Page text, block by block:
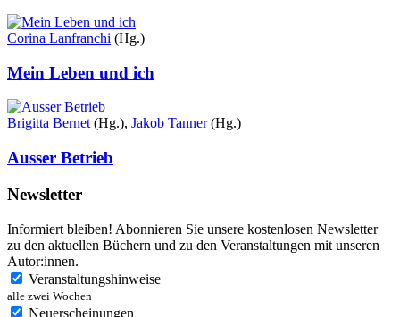
Corina Lanfranchi (Hg.)
Mein Leben und ich
Brigitta Bernet (Hg.), Jakob Tanner(Hg.)
Ausser Betrieb
Newsletter
Informiert bleiben! Abonnieren Sie unsere kostenlosen Newsletter
zu den aktuellen Büchern und zu den Veranstaltungen mit unseren
Autor:innen.
Veranstaltungshinweise
alle zwei Wochen
Neuerscheinungen